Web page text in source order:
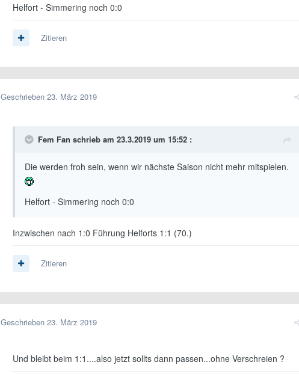
Helfort - Simmering noch 0:0
Zitieren
Geschrieben 23. März 2019
Fem Fan schrieb am 23.3.2019 um 15:52 :
Die werden froh sein, wenn wir nächste Saison nicht mehr mitspielen.
Helfort - Simmering noch 0:0
Inzwischen nach 1:0 Führung Helforts 1:1 (70.)
Zitieren
Geschrieben 23. März 2019
Und bleibt beim 1:1....also jetzt sollts dann passen...ohne Verschreien ?